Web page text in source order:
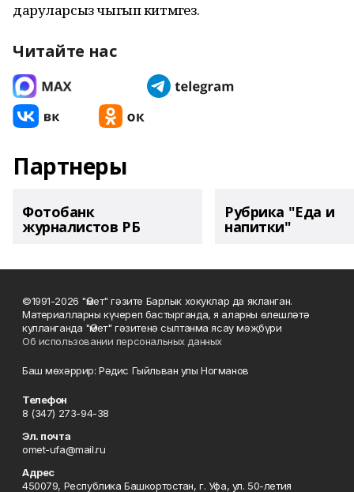
даруларсыз чыгып китмәгез.
Читайте нас
Партнеры
Фотобанк
журналистов РБ
Рубрика "Еда и
напитки"
©1991-2026 "Өмет" гәзите Барлык хокуклар да якланган.
Материалларны күчереп бастырганда, я аларны өлешләтә
кулланганда "Өмет" гәзитенә сылтанма ясау мәҗбүри
Об использовании персональных данных
Баш мөхәррир: Рәдис Гыйльван улы Ногманов
Телефон
8 (347) 273-94-38
Эл. почта
omet-ufa@mail.ru
Адрес
450079, Республика Башкортостан, г. Уфа, ул. 50-летия